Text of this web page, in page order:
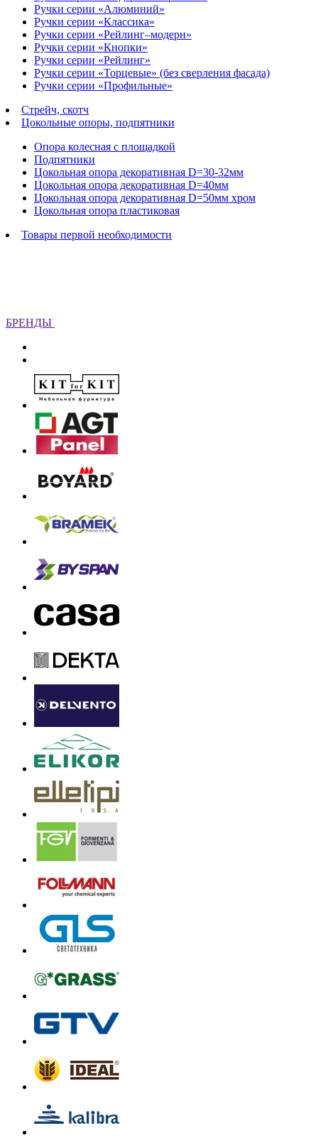
Ручки серии «Алюминий»
Ручки серии «Классика»
Ручки серии «Рейлинг–модерн»
Ручки серии «Кнопки»
Ручки серии «Рейлинг»
Ручки серии «Торцевые» (без сверления фасада)
Ручки серии «Профильные»
Стрейч, скотч
Цокольные опоры, подпятники
Опора колесная с площадкой
Подпятники
Цокольная опора декоративная D=30-32мм
Цокольная опора декоративная D=40мм
Цокольная опора декоративная D=50мм хром
Цокольная опора пластиковая
Товары первой необходимости
БРЕНДЫ